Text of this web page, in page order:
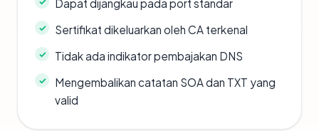
Dapat dijangkau pada port standar
Sertifikat dikeluarkan oleh CA terkenal
Tidak ada indikator pembajakan DNS
Mengembalikan catatan SOA dan TXT yang
valid